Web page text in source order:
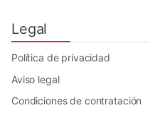
Legal
Política de privacidad
Aviso legal
Condiciones de contratación